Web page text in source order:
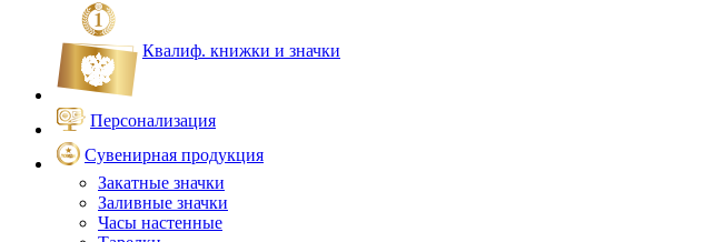
Квалиф. книжки и значки
Персонализация
Сувенирная продукция
Закатные значки
Заливные значки
Часы настенные